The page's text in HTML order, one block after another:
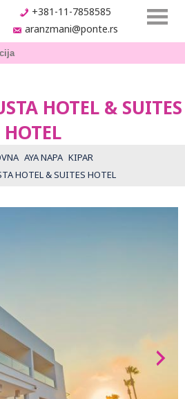
+381-11-7858585
aranzmani@ponte.rs
HOTEL & SUITES
HOTEL
AYA NAPA KIPAR
HOTEL & SUITES HOTEL